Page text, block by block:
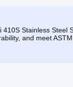
Stainless
and meet